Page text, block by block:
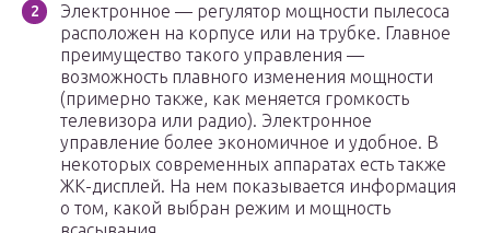
Электронное — регулятор мощности пылесоса
расположен на корпусе или на трубке. Главное
преимущество такого управления —
возможность плавного изменения мощности
(примерно также, как меняется громкость
телевизора или радио). Электронное
управление более экономичное и удобное. В
некоторых современных аппаратах есть также
ЖК-дисплей. На нем показывается информация
о том, какой выбран режим и мощность